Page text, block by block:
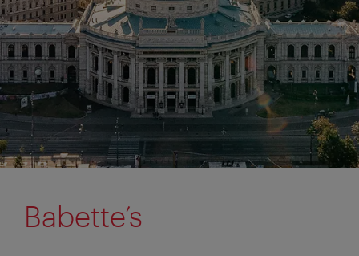
Babette’s